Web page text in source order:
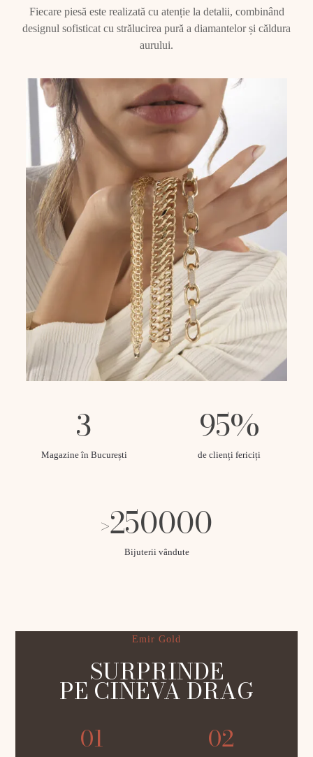
Fiecare piesă este realizată cu atenție la detalii, combinând
designul sofisticat cu strălucirea pură a diamantelor și căldura
aurului.
3
Magazine în București
95%
de clienți fericiți
>250000
Bijuterii vândute
Emir Gold
SURPRINDE
PE CINEVA DRAG
01
02